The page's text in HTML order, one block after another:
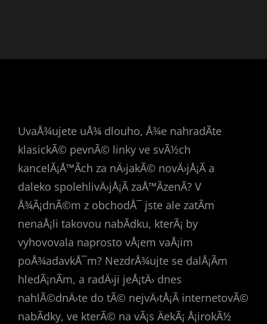
UvaÅ¾ujete uÅ¾ dlouho, Å¾e nahradÃ­te
klasickÃ© pevnÃ© linky ve svÃ½ch
kancelÃ¡Å™Ã­ch za nÄ›jakÃ© novÄ›jÅ¡Ã­ a
daleko spolehlivÄ›jÅ¡Ã­ zaÅ™Ã­zenÃ­? V
Å¾Ã¡dnÃ©m z obchodÅ¯ jste ale zatÃ­m
nenaÅ¡li takovou nabÃ­dku, kterÃ¡ by
vyhovovala naprosto vÅ¡em vaÅ¡im
poÅ¾adavkÅ¯m? NezdrÅ¾ujte se dalÅ¡Ã­m
hledÃ¡nÃ­m, a radÄ›ji jeÅ¡tÄ› dnes
nahlÃ©dnÄ›te do tÃ© nejvÄ›tÅ¡Ã­ internetovÃ©
nabÃ­dky, ve kterÃ© na vÃ¡s ÄekÃ¡ Å¡irokÃ½